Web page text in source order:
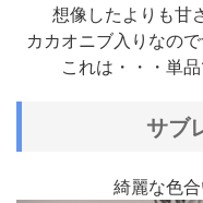
想像したよりも甘
カカオニブ入りなの
これは・・・単
サブ
綺麗な色